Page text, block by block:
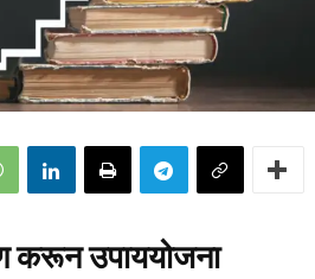
करून उपाययोजना